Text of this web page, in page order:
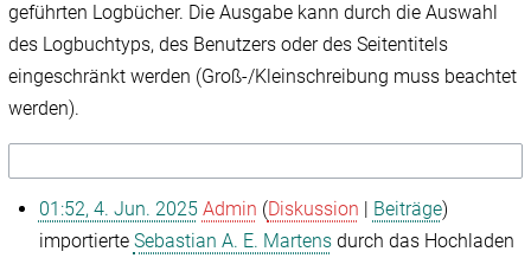
geführten Logbücher. Die Ausgabe kann durch die Auswahl
des Logbuchtyps, des Benutzers oder des Seitentitels
eingeschränkt werden (Groß-/Kleinschreibung muss beachtet
werden).
01:52, 4. Jun. 2025 Admin Diskussion
Beiträge
importierte Sebastian A. E. Martensdurch das Hochladen